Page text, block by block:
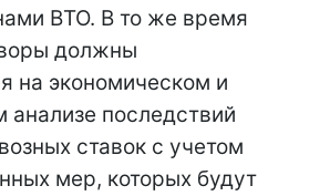
ВТО. В то же время
должны
на экономическом и
анализе последствий
ставок с учетом
мер, которых будут